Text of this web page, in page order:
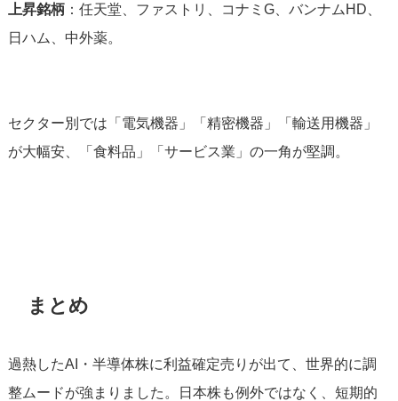
上昇銘柄：任天堂、ファストリ、コナミG、バンナムHD、
日ハム、中外薬。
セクター別では「電気機器」「精密機器」「輸送用機器」
が大幅安、「食料品」「サービス業」の一角が堅調。
まとめ
過熱したAI・半導体株に利益確定売りが出て、世界的に調
整ムードが強まりました。日本株も例外ではなく、短期的